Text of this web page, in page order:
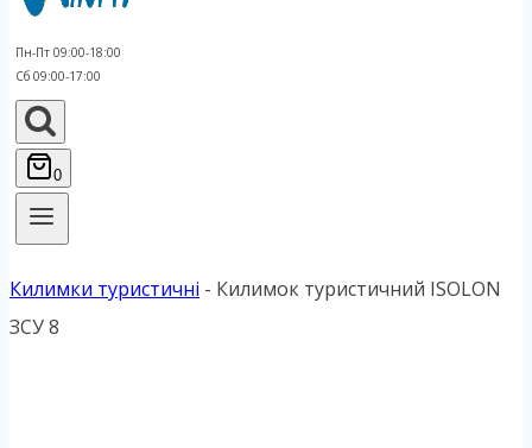
Пн-Пт 09:00-18:00
Сб 09:00-17:00
0
Килимки туристичні - Килимок туристичний ISOLON
ЗСУ 8